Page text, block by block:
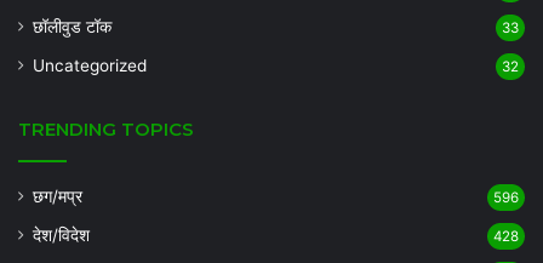
छॉलीवुड टॉक 33
Uncategorized 32
TRENDING TOPICS
छग/मप्र 596
देश/विदेश 428